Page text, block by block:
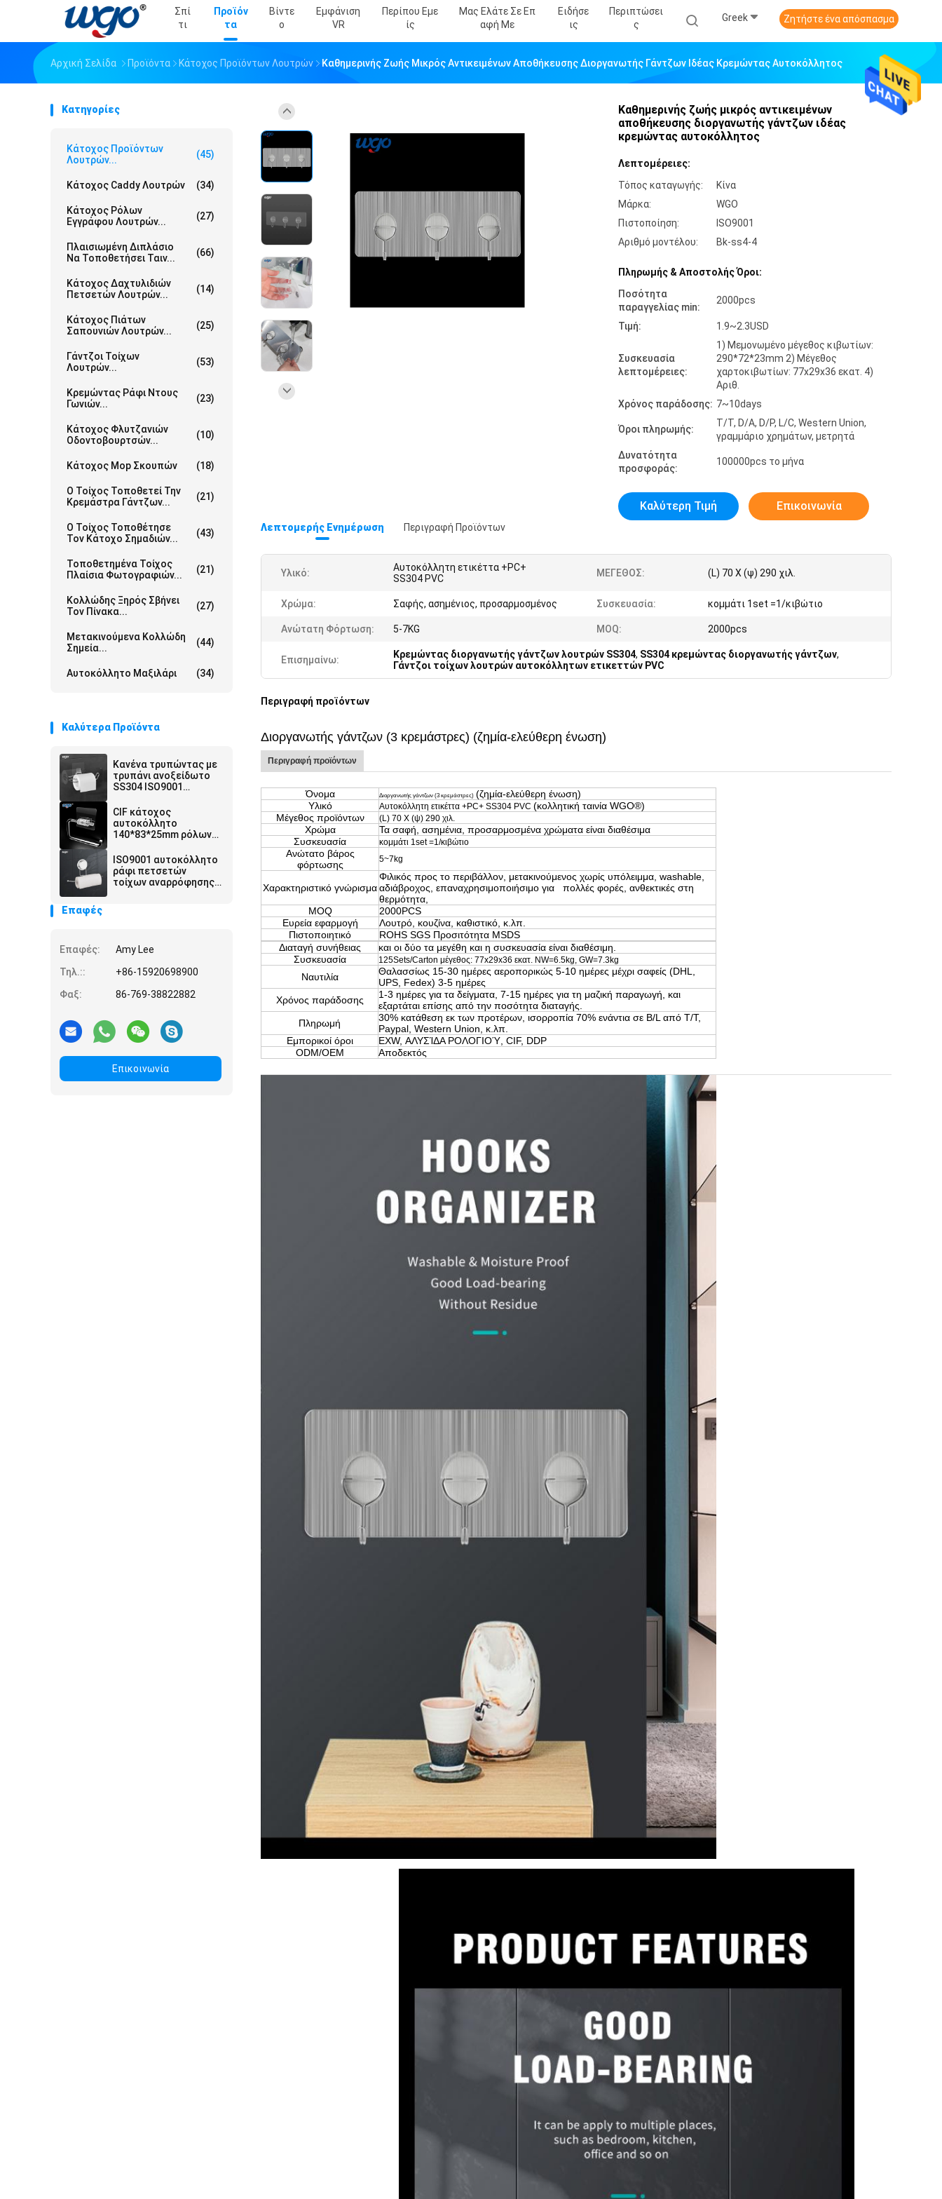
Σπί
Τι
Προϊόν
Τα
Βίντε
Ο
Εμφάνιση
VR
Περίπου Εμε
Ίς
Μας Ελάτε Σε Επ
Αφή Με
Ειδήσε
Ις
Περιπτώσει
Σ
Greek Ζητήστε ένα απόσπασμα
Αρχική Σελίδα Προϊόντα Κάτοχος Προϊόντων Λουτρών Καθημερινής Ζωής Μικρός Αντικειμένων Αποθήκευσης Διοργανωτής Γάντζων Ιδέας Κρεμώντας Αυτοκόλλητος
Κατηγορίες
Κάτοχος Προϊόντων
Λουτρών...
(45)
Κάτοχος Caddy Λουτρών (34)
Κάτοχος Ρόλων
Εγγράφου Λουτρών...
(27)
Πλαισιωμένη Διπλάσιο
Να Τοποθετήσει Ταιν...
(66)
Κάτοχος Δαχτυλιδιών
Πετσετών Λουτρών...
(14)
Κάτοχος Πιάτων
Σαπουνιών Λουτρών...
(25)
Γάντζοι Τοίχων
Λουτρών...
(53)
Κρεμώντας Ράφι Ντους
Γωνιών...
(23)
Κάτοχος Φλυτζανιών
Οδοντοβουρτσών...
(10)
Κάτοχος Mop Σκουπών (18)
Ο Τοίχος Τοποθετεί Την
Κρεμάστρα Γάντζων...
(21)
Ο Τοίχος Τοποθέτησε
Τον Κάτοχο Σημαδιών...
(43)
Τοποθετημένα Τοίχος
Πλαίσια Φωτογραφιών...
(21)
Κολλώδης Ξηρός Σβήνει
Τον Πίνακα...
(27)
Μετακινούμενα Κολλώδη
Σημεία...
(44)
Αυτοκόλλητο Μαξιλάρι (34)
Καλύτερα Προϊόντα
Κανένα τρυπώντας με
τρυπάνι ανοξείδωτο
SS304 ISO9001
τουαλετών τρυπών
αυτοκόλλητο
CIF κάτοχος
αυτοκόλλητο
140*83*25mm ρόλων
εμπορικού σαφής
ιστού
ISO9001 αυτοκόλλητο
ράφι πετσετών
τοίχων αναρρόφησης
Επαφές
Επαφές:
Amy Lee
Τηλ.::
+86-15920698900
Φαξ:
86-769-38822882
Επικοινωνία
Καθημερινής ζωής μικρός αντικειμένων
αποθήκευσης διοργανωτής γάντζων ιδέας
κρεμώντας αυτοκόλλητος
Λεπτομέρειες:
Τόπος καταγωγής:
Κίνα
Μάρκα:
WGO
Πιστοποίηση:
ISO9001
Αριθμό μοντέλου:
Bk-ss4-4
Πληρωμής & Αποστολής Όροι:
Ποσότητα
παραγγελίας min:
2000pcs
Τιμή: 1.9~2.3USD
Συσκευασία
λεπτομέρειες:
1) Μεμονωμένο μέγεθος κιβωτίων:
290*72*23mm 2) Μέγεθος
χαρτοκιβωτίων: 77x29x36 εκατ. 4)
Αριθ.
Χρόνος παράδοσης: 7~10days
Όροι πληρωμής:
T/T, D/A, D/P, L/C, Western Union,
γραμμάριο χρημάτων, μετρητά
Δυνατότητα
προσφοράς:
100000pcs το μήνα
Καλύτερη Τιμή Επικοινωνία
Λεπτομερής Ενημέρωση Περιγραφή Προϊόντων
Υλικό:
Αυτοκόλλητη ετικέττα +PC+
SS304 PVC
ΜΕΓΕΘΟΣ: (L) 70 Χ (ψ) 290 χιλ.
Χρώμα: Σαφής, ασημένιος, προσαρμοσμένος Συσκευασία: κομμάτι 1set =1/κιβώτιο
Ανώτατη Φόρτωση: 5-7KG MOQ: 2000pcs
Επισημαίνω: Κρεμώντας διοργανωτής γάντζων λουτρών SS304, SS304 κρεμώντας διοργανωτής γάντζων,
Γάντζοι τοίχων λουτρών αυτοκόλλητων ετικεττών PVC
Περιγραφή προϊόντων
Διοργανωτής γάντζων (3 κρεμάστρες) (ζημία-ελεύθερη ένωση)
Περιγραφή προϊόντων
Όνομα Διοργανωτής γάντζων (3 κρεμάστρες) (ζημία-ελεύθερη ένωση)
Υλικό
Αυτοκόλλητη ετικέττα +PC+ SS304 PVC (κολλητική ταινία WGO®)
Μέγεθος προϊόντων
(L) 70 Χ (ψ) 290 χιλ.
Χρώμα
Τα σαφή, ασημένια, προσαρμοσμένα χρώματα είναι διαθέσιμα
Συσκευασία
κομμάτι 1set =1/κιβώτιο
Ανώτατο βάρος
φόρτωσης
5~7kg
Χαρακτηριστικό γνώρισμα
Φιλικός προς το περιβάλλον, μετακινούμενος χωρίς υπόλειμμα, washable,
αδιάβροχος, επαναχρησιμοποιήσιμο για πολλές φορές, ανθεκτικές στη
θερμότητα,
MOQ
2000PCS
Ευρεία εφαρμογή
Λουτρό, κουζίνα, καθιστικό, κ.λπ.
Πιστοποιητικό
ROHS SGS Προσιτότητα MSDS
Διαταγή συνήθειας
και οι δύο τα μεγέθη και η συσκευασία είναι διαθέσιμη.
Συσκευασία
125Sets/Carton μέγεθος: 77x29x36 εκατ. NW=6.5kg, GW=7.3kg
Ναυτιλία
Θαλασσίως 15-30 ημέρες αεροπορικώς 5-10 ημέρες μέχρι σαφείς (DHL,
UPS, Fedex) 3-5 ημέρες
Χρόνος παράδοσης
1-3 ημέρες για τα δείγματα, 7-15 ημέρες για τη μαζική παραγωγή, και
εξαρτάται επίσης από την ποσότητα διαταγής.
Πληρωμή
30% κατάθεση εκ των προτέρων, ισορροπία 70% ενάντια σε B/L από T/T,
Paypal, Western Union, κ.λπ.
Εμπορικοί όροι
EXW, ΑΛΥΣΊΔΑ ΡΟΛΟΓΙΟΎ, CIF, DDP
ODM/OEM
Αποδεκτός